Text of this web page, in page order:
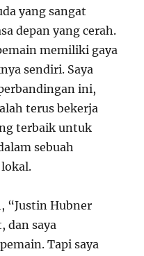
yang sangat
depan yang cerah.
memiliki gaya
sendiri. Saya
ini,
terus bekerja
terbaik untuk
sebuah
“Justin Hubner
dan saya
Tapi saya